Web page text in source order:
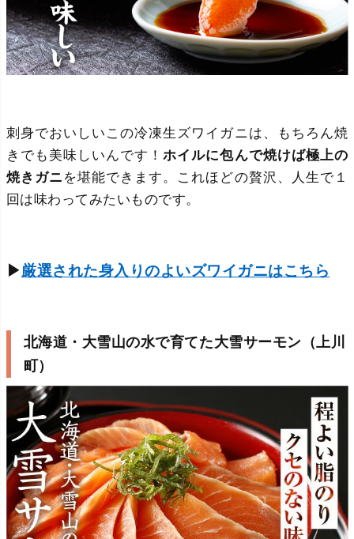
刺身でおいしいこの冷凍生ズワイガニは、もちろん焼
きでも美味しいんです！ホイルに包んで焼けば極上の
焼きガニ を堪能できます。これほどの贅沢、人生で１
回は味わってみたいものです。
▶厳選された身入りのよいズワイガニはこちら
北海道・大雪山の水で育てた大雪サーモン（上川
町）